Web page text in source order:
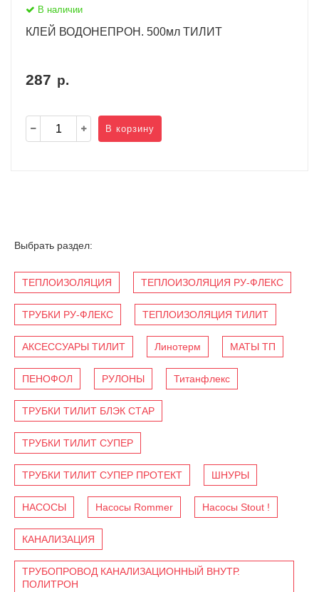
В наличии
КЛЕЙ ВОДОНЕПРОН. 500мл ТИЛИТ
287 р.
В корзину
Выбрать раздел:
ТЕПЛОИЗОЛЯЦИЯ ТЕПЛОИЗОЛЯЦИЯ РУ-ФЛЕКС
ТРУБКИ РУ-ФЛЕКС ТЕПЛОИЗОЛЯЦИЯ ТИЛИТ
АКСЕССУАРЫ ТИЛИТ Линотерм МАТЫ ТП
ПЕНОФОЛ РУЛОНЫ Титанфлекс
ТРУБКИ ТИЛИТ БЛЭК СТАР
ТРУБКИ ТИЛИТ СУПЕР
ТРУБКИ ТИЛИТ СУПЕР ПРОТЕКТ ШНУРЫ
НАСОСЫ Насосы Rommer Насосы Stout !
КАНАЛИЗАЦИЯ
ТРУБОПРОВОД КАНАЛИЗАЦИОННЫЙ ВНУТР.
ПОЛИТРОН